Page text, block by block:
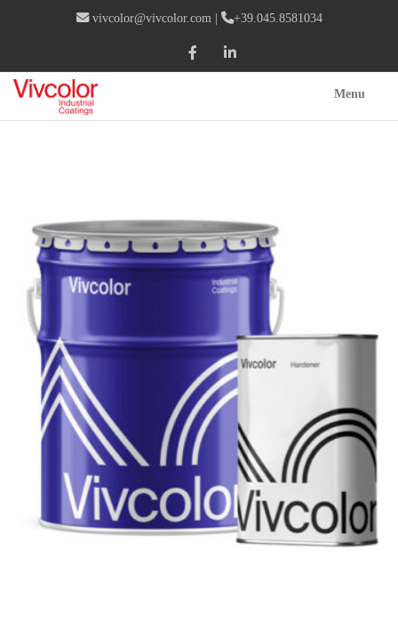
vivcolor@vivcolor.com | +39.045.8581034
Menu